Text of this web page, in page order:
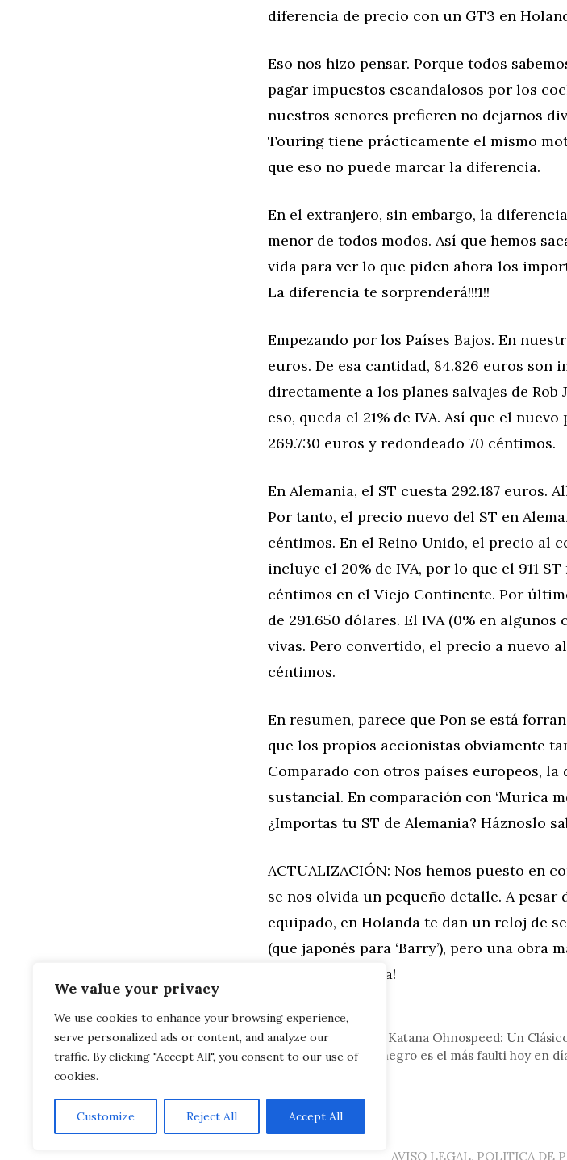
We value your privacy
We use cookies to enhance your browsing experience,
serve personalized ads or content, and analyze our
traffic. By clicking "Accept All", you consent to our use of
cookies.
Customize Reject All Accept All
diferencia de precio con un GT3 en
Eso nos hizo pensar. Porque todos
pagar impuestos escandalosos por los
nuestros señores prefieren no dejarnos
Touring tiene prácticamente el mismo
que eso no puede marcar la diferencia.
En el extranjero, sin embargo, la
menor de todos modos. Así que hemos
vida para ver lo que piden ahora los
La diferencia te sorprenderá!!!1!!
Empezando por los Países Bajos. En
euros. De esa cantidad, 84.826 euros son
directamente a los planes salvajes de Rob
eso, queda el 21% de IVA. Así que el
269.730 euros y redondeado 70 céntimos.
En Alemania, el ST cuesta 292.187 euros.
Por tanto, el precio nuevo del ST en
céntimos. En el Reino Unido, el precio al
incluye el 20% de IVA, por lo que el 911
céntimos en el Viejo Continente. Por
de 291.650 dólares. El IVA (0% en
vivas. Pero convertido, el precio a nuevo
céntimos.
En resumen, parece que Pon se está
que los propios accionistas obviamente
Comparado con otros países europeos,
sustancial. En comparación con ‘Murica
¿Importas tu ST de Alemania? Háznoslo
ACTUALIZACIÓN: Nos hemos puesto en
se nos olvida un pequeño detalle. A pesar
equipado, en Holanda te dan un reloj de
(que japonés para ‘Barry’), pero una obra
¡Así que ya ahorra!
Categorías
General,Motor
Suzuki GSX1100S Katana Ohnospeed: Un
El Range Rover negro es el más faulti hoy en
AVISO LEGAL, POLITICA DE